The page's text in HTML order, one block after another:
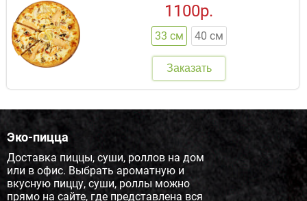
33 см 40 см
1100р.
Заказать
Эко-пицца
Доставка пиццы, суши, роллов на дом
или в офис. Выбрать ароматную и
вкусную пиццу, суши, роллы можно
прямо на сайте, где представлена вся